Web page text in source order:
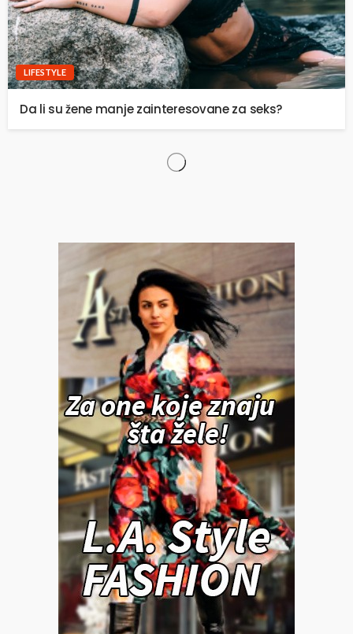
LIFESTYLE
Da li su žene manje zainteresovane za seks?